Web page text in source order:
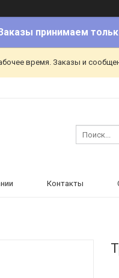
принимаем
время. Заказы и
Контакты